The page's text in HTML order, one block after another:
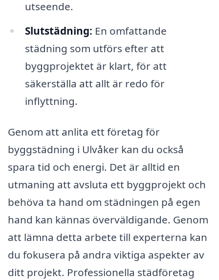
utseende.
Slutstädning: En omfattande
städning som utförs efter att
byggprojektet är klart, för att
säkerställa att allt är redo för
inflyttning.
Genom att anlita ett företag för
byggstädning i Ulvåker kan du också
spara tid och energi. Det är alltid en
utmaning att avsluta ett byggprojekt och
behöva ta hand om städningen på egen
hand kan kännas överväldigande. Genom
att lämna detta arbete till experterna kan
du fokusera på andra viktiga aspekter av
ditt projekt. Professionella städföretag